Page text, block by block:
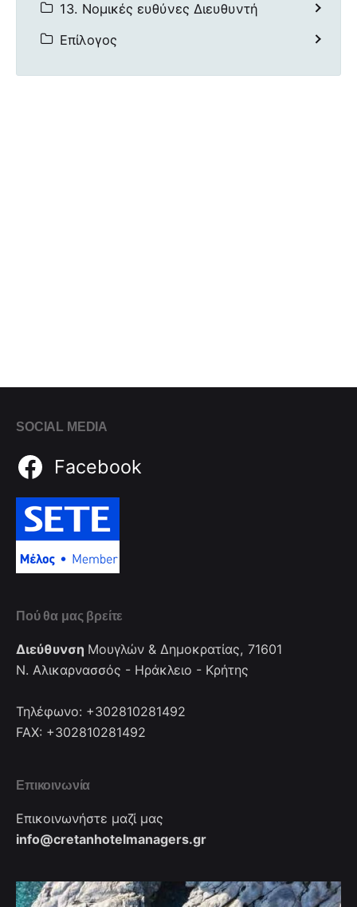
13. Νομικές ευθύνες Διευθυντή
Επίλογος
SOCIAL MEDIA
Facebook
Πού θα μας βρείτε
Διεύθυνση Μουγλών & Δημοκρατίας, 71601
Ν. Αλικαρνασσός - Ηράκλειο - Κρήτης
Τηλέφωνο: +302810281492
FAX: +302810281492
Επικοινωνία
Επικοινωνήστε μαζί μας
info@cretanhotelmanagers.gr